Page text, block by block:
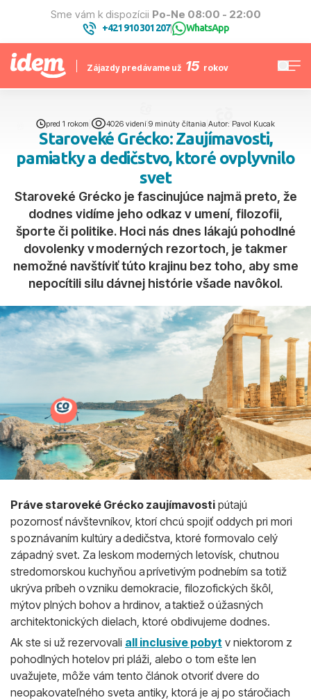
Sme vám k dispozícii Po-Ne 08:00 - 22:00
+421 910 301 207| WhatsApp
Zájazdy predávame už 15 rokov
pred 1 rokom 4026 videní 9 minúty čítania Autor: Pavol Kucak
Staroveké Grécko: Zaujímavosti,
pamiatky a dedičstvo, ktoré ovplyvnilo
svet
Staroveké Grécko je fascinujúce najmä preto, že
dodnes vidíme jeho odkaz v umení, filozofii,
športe či politike. Hoci nás dnes lákajú pohodlné
dovolenky v moderných rezortoch, je takmer
nemožné navštíviť túto krajinu bez toho, aby sme
nepocítili silu dávnej histórie všade navôkol.
Práve staroveké Grécko zaujímavosti pútajú
pozornosť návštevníkov, ktorí chcú spojiť oddych pri mori
s poznávaním kultúry a dedičstva, ktoré formovalo celý
západný svet. Za leskom moderných letovísk, chutnou
stredomorskou kuchyňou a prívetivým podnebím sa totiž
ukrýva príbeh o vzniku demokracie, filozofických škôl,
mýtov plných bohov a hrdinov, a taktiež o úžasných
architektonických dielach, ktoré obdivujeme dodnes.
Ak ste si už rezervovali all inclusive pobyt v niektorom z
pohodlných hotelov pri pláži, alebo o tom ešte len
uvažujete, môže vám tento článok otvoriť dvere do
neopakovateľného sveta antiky, ktorá je aj po stáročiach